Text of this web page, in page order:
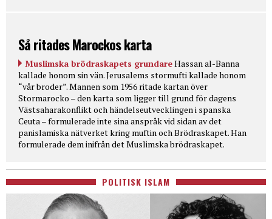
Så ritades Marockos karta
Muslimska brödraskapets grundareHassan al-Banna
kallade honom sin vän. Jerusalems stormufti kallade honom
“vår broder”. Mannen som 1956 ritade kartan över
Stormarocko – den karta som ligger till grund för dagens
Västsaharakonflikt och händelseutvecklingen i spanska
Ceuta – formulerade inte sina anspråk vid sidan av det
panislamiska nätverket kring muftin och Brödraskapet. Han
formulerade dem inifrån det Muslimska brödraskapet.
POLITISK ISLAM